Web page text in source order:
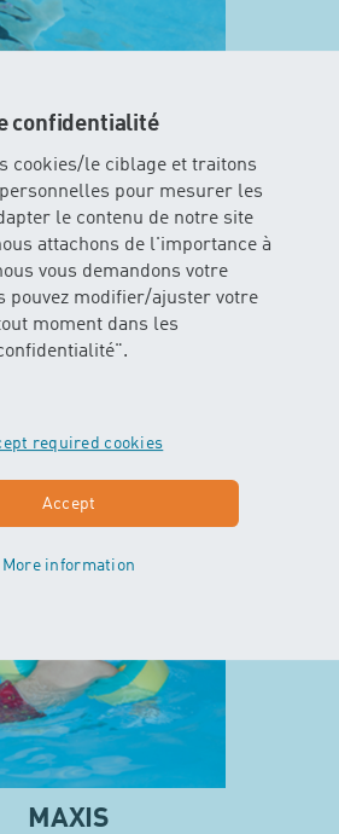
confidentialité
cookies/le ciblage et traitons
pour mesurer les
le contenu de notre site
attachons de l'importance à
vous demandons votre
pouvez modifier/ajuster votre
moment dans les
required cookies
Accept
More information
MINIS
les enfants peuvent
aquatique avec tous
des parents.
plus sur MINIS
MAXIS